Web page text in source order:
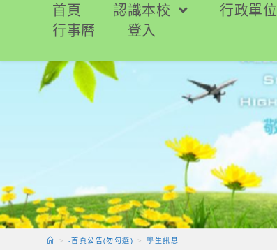
要
首頁 認識本校 行政單位
行事曆
登入
> -首頁公告(勿勾選) > 學生訊息